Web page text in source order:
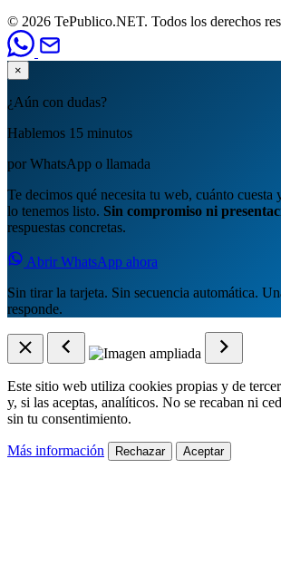
© 2026 TePublico.NET. Todos los derechos
×
¿Aún con dudas?
Hablemos 15 minutos
por WhatsApp o llamada
Te decimos qué necesita tu web, cuánto cuesta
lo tenemos listo. Sin compromiso ni
respuestas concretas.
Abrir WhatsApp ahora
Sin tirar la tarjeta. Sin secuencia automática.
responde.
Este sitio web utiliza cookies propias y de
y, si las aceptas, analíticos. No se recaban ni
sin tu consentimiento.
Más información Rechazar Aceptar